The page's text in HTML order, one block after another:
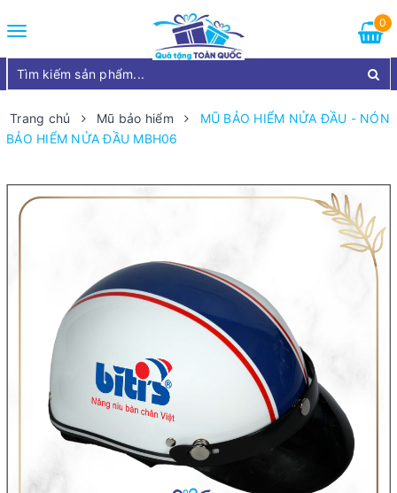
Toggle
0
Trang chủ Mũ bảo hiểm
MŨ BẢO HIỂM NỬA ĐẦU - NÓN
BẢO HIỂM NỬA ĐẦU MBH06